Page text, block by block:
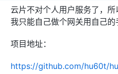
云片不对个人用户服务了，所
我只能自己做个网关用自己的
项目地址：
https://github.com/hu60t/